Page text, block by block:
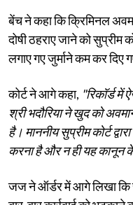
बेंच ने कहा कि क्रिमिनल
दोषी ठहराए जाने को सुप्रीम
लगाए गए जुर्माने कम कर दिए
कोर्ट ने आगे कहा, "रिकॉर्ड
श्री भदौरिया ने खुद को
है। माननीय सुप्रीम कोर्ट
करना है और न ही यह कानून
जज ने ऑर्डर में आगे लिखा कि